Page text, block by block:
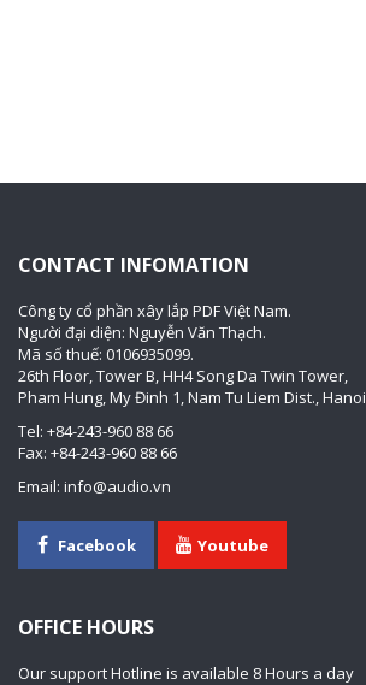
CONTACT INFOMATION
Công ty cổ phần xây lắp PDF Việt Nam.
Người đại diện: Nguyễn Văn Thạch.
Mã số thuế: 0106935099.
26th Floor, Tower B, HH4 Song Da Twin Tower,
Pham Hung, My Đinh 1, Nam Tu Liem Dist., Hanoi
Tel: +84-243-960 88 66
Fax: +84-243-960 88 66
Email: info@audio.vn
Facebook Youtube
OFFICE HOURS
Our support Hotline is available 8 Hours a day